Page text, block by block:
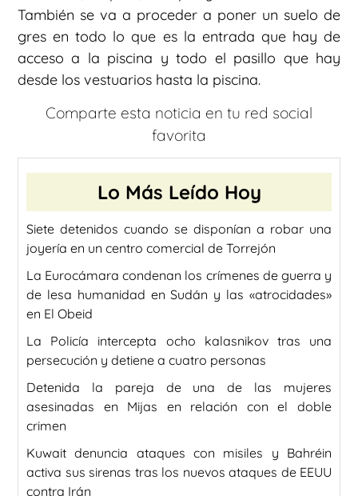
También se va a proceder a poner un suelo de
gres en todo lo que es la entrada que hay de
acceso a la piscina y todo el pasillo que hay
desde los vestuarios hasta la piscina.
Comparte esta noticia en tu red social
favorita
Lo Más Leído Hoy
Siete detenidos cuando se disponían a robar una
joyería en un centro comercial de Torrejón
La Eurocámara condenan los crímenes de guerra y
de lesa humanidad en Sudán y las «atrocidades»
en El Obeid
La Policía intercepta ocho kalasnikov tras una
persecución y detiene a cuatro personas
Detenida la pareja de una de las mujeres
asesinadas en Mijas en relación con el doble
crimen
Kuwait denuncia ataques con misiles y Bahréin
activa sus sirenas tras los nuevos ataques de EEUU
contra Irán